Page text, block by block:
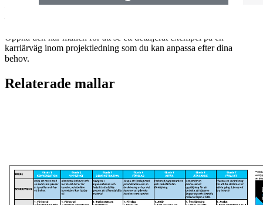
– Underlätta planeringen av befordringar.
Öppna den här mallen för att se ett detaljerat exempel på en
karriärväg inom projektledning som du kan anpassa efter dina
behov.
Relaterade mallar